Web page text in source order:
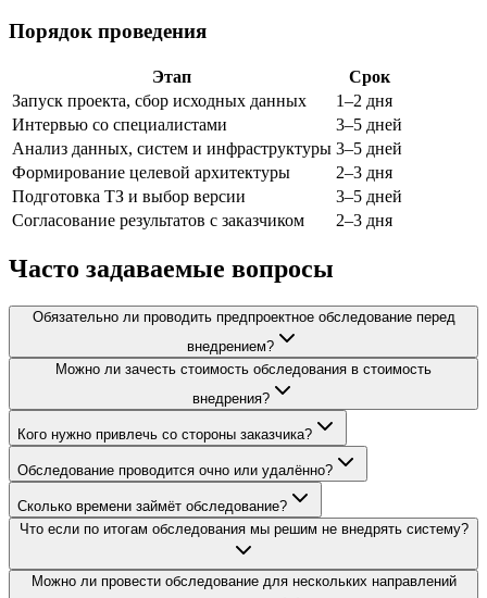
Порядок проведения
Этап
Срок
Запуск проекта, сбор исходных данных
1–2 дня
Интервью со специалистами
3–5 дней
Анализ данных, систем и инфраструктуры 3–5 дней
Формирование целевой архитектуры
2–3 дня
Подготовка ТЗ и выбор версии
3–5 дней
Согласование результатов с заказчиком
2–3 дня
Часто задаваемые вопросы
Обязательно ли проводить предпроектное обследование перед
внедрением?
Можно ли зачесть стоимость обследования в стоимость
внедрения?
Кого нужно привлечь со стороны заказчика?
Обследование проводится очно или удалённо?
Сколько времени займёт обследование?
Что если по итогам обследования мы решим не внедрять систему?
Можно ли провести обследование для нескольких направлений